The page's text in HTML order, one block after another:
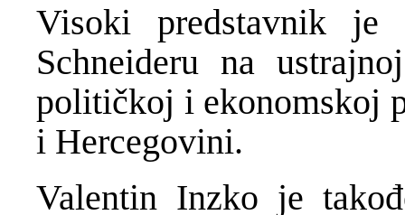
Visoki predstavnik je
Schneideru na
političkoj i ekonomskoj
i Hercegovini.
Valentin Inzko je